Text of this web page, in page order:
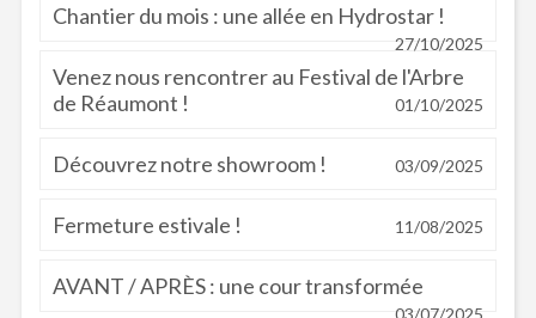
Chantier du mois : une allée en Hydrostar !
27/10/2025
Venez nous rencontrer au Festival de l'Arbre
de Réaumont !
01/10/2025
Découvrez notre showroom ! 03/09/2025
Fermeture estivale ! 11/08/2025
AVANT / APRÈS : une cour transformée